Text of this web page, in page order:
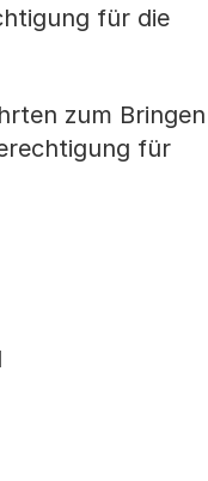
für die
zum Bringen
für